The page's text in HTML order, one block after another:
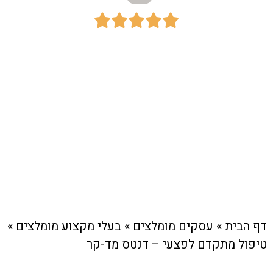





דף הבית» עסקים מומלצים » בעלי מקצוע מומלצים »
טיפול מתקדם לפצעי – דנטס מד-קר